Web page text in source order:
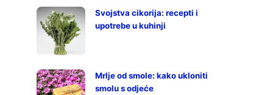
Svojstva cikorija: recepti i
upotrebe u kuhinji
Mrlje od smole: kako ukloniti
smolu s odjeće